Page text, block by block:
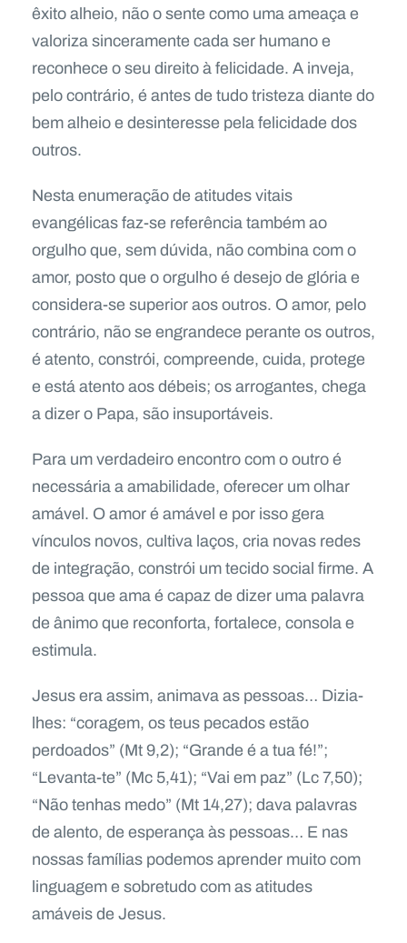
êxito alheio, não o sente como uma ameaça e
valoriza sinceramente cada ser humano e
reconhece o seu direito à felicidade. A inveja,
pelo contrário, é antes de tudo tristeza diante do
bem alheio e desinteresse pela felicidade dos
outros.
Nesta enumeração de atitudes vitais
evangélicas faz-se referência também ao
orgulho que, sem dúvida, não combina com o
amor, posto que o orgulho é desejo de glória e
considera-se superior aos outros. O amor, pelo
contrário, não se engrandece perante os outros,
é atento, constrói, compreende, cuida, protege
e está atento aos débeis; os arrogantes, chega
a dizer o Papa, são insuportáveis.
Para um verdadeiro encontro com o outro é
necessária a amabilidade, oferecer um olhar
amável. O amor é amável e por isso gera
vínculos novos, cultiva laços, cria novas redes
de integração, constrói um tecido social firme. A
pessoa que ama é capaz de dizer uma palavra
de ânimo que reconforta, fortalece, consola e
estimula.
Jesus era assim, animava as pessoas… Dizia-
lhes: “coragem, os teus pecados estão
perdoados” (Mt 9,2); “Grande é a tua fé!”;
“Levanta-te” (Mc 5,41); “Vai em paz” (Lc 7,50);
“Não tenhas medo” (Mt 14,27); dava palavras
de alento, de esperança às pessoas… E nas
nossas famílias podemos aprender muito com
linguagem e sobretudo com as atitudes
amáveis de Jesus.